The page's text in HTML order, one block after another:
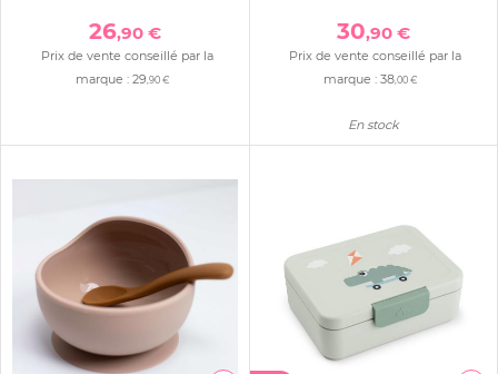
26,90 €
Prix de vente conseillé par la
marque : 29,90 €
30,90 €
Prix de vente conseillé par la
marque :38,00 €
En stock